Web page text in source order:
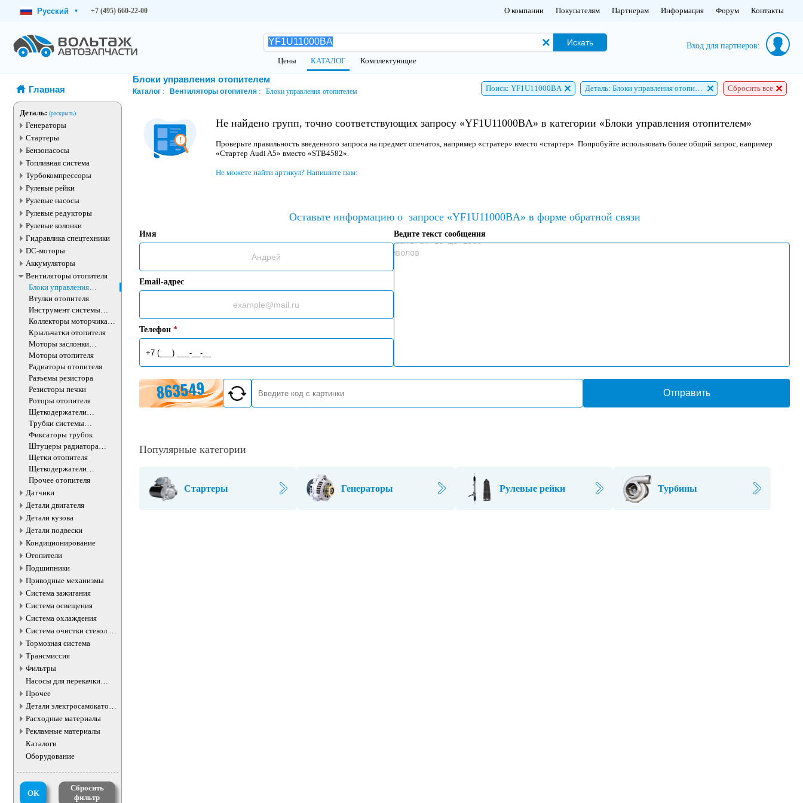
Русский ▾ +7 (495) 660-22-00 О компании Покупателям Партнерам Информация Форум Контакты
Искать
Цены КАТАЛОГ Комплектующие
Вход для партнеров:
Главная
Деталь: (раскрыть)
Генераторы
Стартеры
Бензонасосы
Топливная система
Турбокомпрессоры
Рулевые рейки
Рулевые насосы
Рулевые редукторы
Рулевые колонки
Гидравлика спецтехники
DC-моторы
Аккумуляторы
Вентиляторы отопителя
Блоки управления
отопителем
Втулки отопителя
Инструмент системы
отопителя
Коллекторы моторчика
отопителя
Крыльчатки отопителя
Моторы заслонки
отопителя
Моторы отопителя
Радиаторы отопителя
Разъемы резистора
Резисторы печки
Роторы отопителя
Щеткодержатели
моторчика печки
Трубки системы
отопления
Фиксаторы трубок
Штуцеры радиатора
отопителя
Щетки отопителя
Щеткодержатели
моторчика печки
Прочее отопителя
Датчики
Детали двигателя
Детали кузова
Детали подвески
Кондиционирование
Отопители
Подшипники
Приводные механизмы
Система зажигания
Система освещения
Система охлаждения
Система очистки стекол и
фар
Тормозная система
Трансмиссия
Фильтры
Насосы для перекачки
жидкостей
Прочее
Детали электросамокатов и
электротранспорта
Расходные материалы
Рекламные материалы
Каталоги
Оборудование
OK
Сбросить
фильтр
Блоки управления отопителем
Каталог Вентиляторы отопителя Блоки управления отопителем Поиск: YF1U11000BA Деталь: Блоки управления отопителем Сбросить все
Не найдено групп, точно соответствующих запросу «YF1U11000BA» в категории «Блоки управления отопителем»
Проверьте правильность введенного запроса на предмет опечаток, например «стратер» вместо «стартер». Попробуйте использовать более общий запрос, например
«Стартер Audi A5» вместо «STB4582».
Не можете найти артикул? Напишите нам:
Оставьте информацию о запросе «YF1U11000BA» в форме обратной связи
Имя
Email-адрес
Телефон *
Ведите текст сообщения
Отправить
Популярные категории
Стартеры Генераторы Рулевые рейки Турбины